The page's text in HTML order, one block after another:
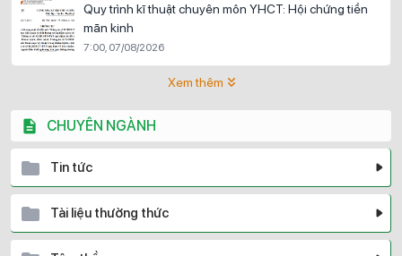
Quy trình kĩ thuật chuyên môn YHCT: Hội chứng tiền
mãn kinh
7:00, 07/08/2026
Xem thêm
CHUYÊN NGÀNH
Tin tức
Tài liệu thường thức